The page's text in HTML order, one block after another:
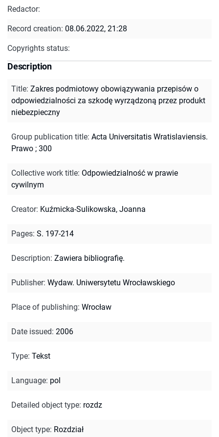
Redactor:
Record creation: 08.06.2022, 21:28
Copyrights status:
Description
Title: Zakres podmiotowy obowiązywania przepisów o
odpowiedzialności za szkodę wyrządzoną przez produkt
niebezpieczny
Group publication title: Acta Universitatis Wratislaviensis.
Prawo ; 300
Collective work title: Odpowiedzialność w prawie
cywilnym
Creator: Kuźmicka-Sulikowska, Joanna
Pages: S. 197-214
Description: Zawiera bibliografię.
Publisher: Wydaw. Uniwersytetu Wrocławskiego
Place of publishing: Wrocław
Date issued: 2006
Type: Tekst
Language: pol
Detailed object type: rozdz
Object type: Rozdział